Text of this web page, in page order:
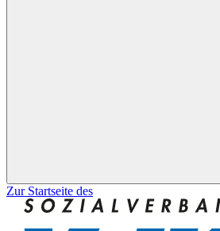
Zur Startseite des